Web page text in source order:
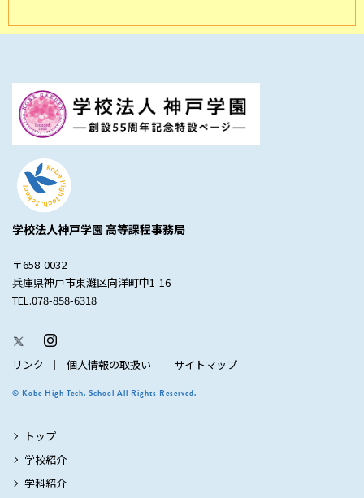
学校法人神戸学園 高等課程事務局
〒658-0032
兵庫県神戸市東灘区向洋町中1-16
TEL.078-858-6318
リンク 個人情報の取扱い サイトマップ
© Kobe High Tech. School All Rights Reserved.
トップ
学校紹介
学科紹介